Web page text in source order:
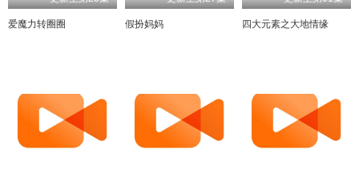
爱魔力转圈圈 假扮妈妈 四大元素之大地情缘